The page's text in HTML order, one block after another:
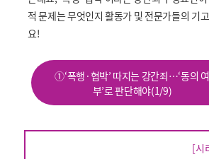
적 문제는 무엇인지 활동가 및 전문가들의 기
요!
①‘폭행·협박’ 따지는 강간죄…‘동의 여
부’로 판단해야(1/9)
[시